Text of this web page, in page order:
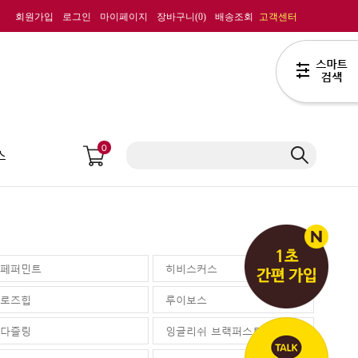
회원가입 로그인 마이페이지 장바구니(0) 배송조회 고객센터
0
페퍼민트 히비스커스
로즈힙 루이보스
다즐링 잉글리쉬 브랙퍼스트